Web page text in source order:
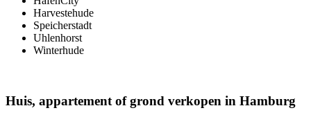
Harvestehude
Speicherstadt
Uhlenhorst
Winterhude
Huis, appartement of grond verkopen in Hamburg